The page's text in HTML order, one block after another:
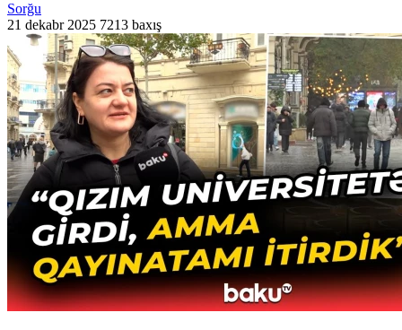
Sorğu
21 dekabr 2025 7213 baxış